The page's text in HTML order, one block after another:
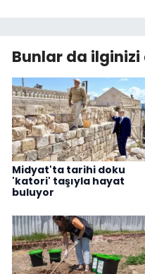
Bunlar da
Midyat'ta tarihi doku
'katori' taşıyla hayat
buluyor